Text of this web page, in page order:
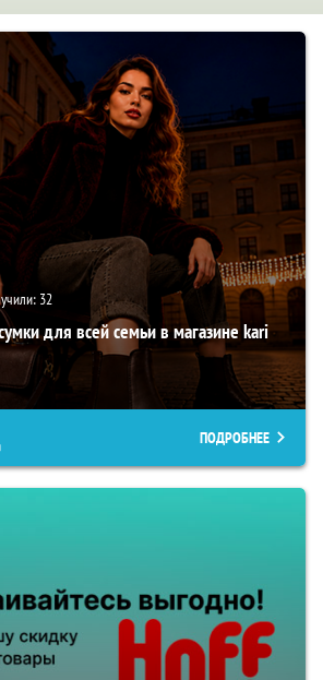
32
для всей семьи в магазине kari
ПОДРОБНЕЕ